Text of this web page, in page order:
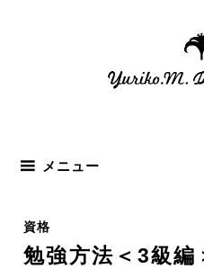
ス
メニュー
資格
勉強方法＜3級編